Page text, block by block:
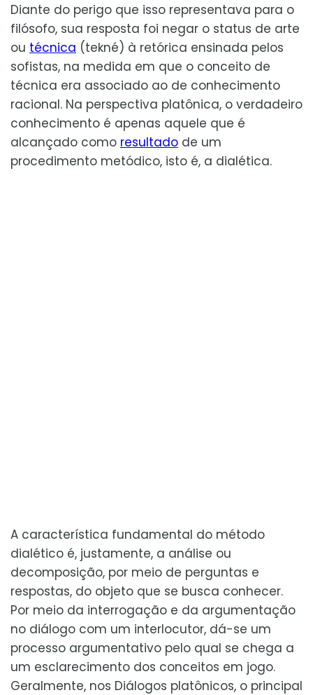
Diante do perigo que isso representava para o
filósofo, sua resposta foi negar o status de arte
ou técnica (tekné) à retórica ensinada pelos
sofistas, na medida em que o conceito de
técnica era associado ao de conhecimento
racional. Na perspectiva platônica, o verdadeiro
conhecimento é apenas aquele que é
alcançado como resultado de um
procedimento metódico, isto é, a dialética.
A característica fundamental do método
dialético é, justamente, a análise ou
decomposição, por meio de perguntas e
respostas, do objeto que se busca conhecer.
Por meio da interrogação e da argumentação
no diálogo com um interlocutor, dá-se um
processo argumentativo pelo qual se chega a
um esclarecimento dos conceitos em jogo.
Geralmente, nos Diálogos platônicos, o principal